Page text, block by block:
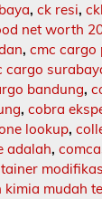
, ck resi,
net worth
, cmc cargo
cargo
bandung,
, cobra
lookup,
adalah,
kimia mudah